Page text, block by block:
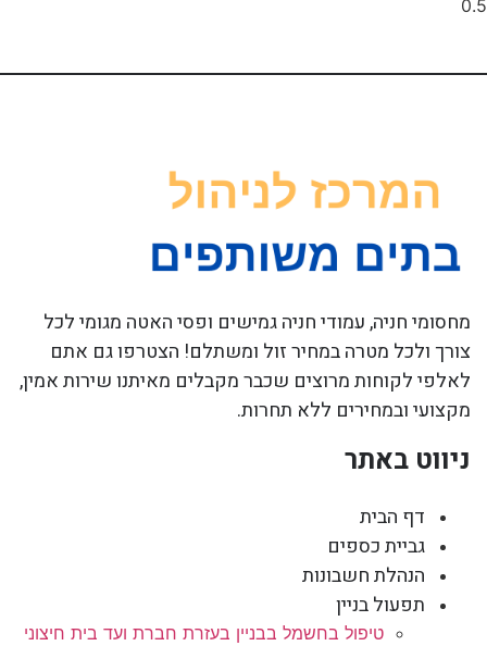
מחסומי חניה, עמודי חניה גמישים ופסי האטה מגומי לכל
צורך ולכל מטרה במחיר זול ומשתלם! הצטרפו גם אתם
לאלפי לקוחות מרוצים שכבר מקבלים מאיתנו שירות אמין,
מקצועי ובמחירים ללא תחרות.
ניווט באתר
דף הבית
גביית כספים
הנהלת חשבונות
תפעול בניין
טיפול בחשמל בבניין בעזרת חברת ועד בית חיצוני